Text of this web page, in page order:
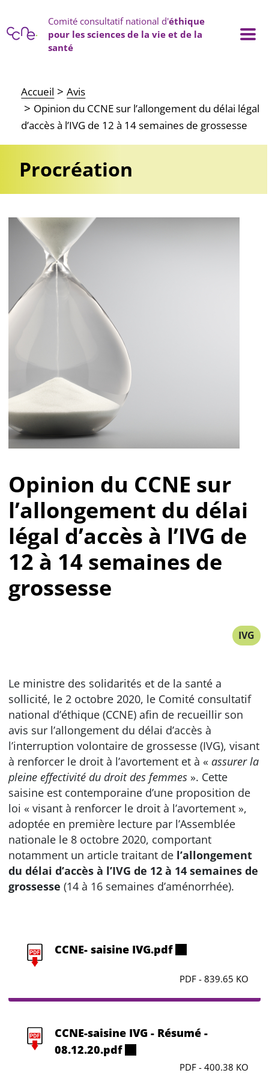
Comité consultatif national d'éthique
pour les sciences de la vie et de la
santé
Main navigation
Accueil
Avis
Opinion du CCNE sur l’allongement du délai légal
d’accès à l’IVG de 12 à 14 semaines de grossesse
Procréation
Opinion du CCNE sur
l’allongement du délai
légal d’accès à l’IVG de
12 à 14 semaines de
grossesse
IVG
Le ministre des solidarités et de la santé a
sollicité, le 2 octobre 2020, le Comité consultatif
national d’éthique (CCNE) afin de recueillir son
avis sur l’allongement du délai d’accès à
l’interruption volontaire de grossesse (IVG), visant
à renforcer le droit à l’avortement et à « assurer la
pleine effectivité du droit des femmes ». Cette
saisine est contemporaine d’une proposition de
loi « visant à renforcer le droit à l’avortement »,
adoptée en première lecture par l’Assemblée
nationale le 8 octobre 2020, comportant
notamment un article traitant de l’allongement
du délai d’accès à l’IVG de 12 à 14 semaines de
grossesse (14 à 16 semaines d’aménorrhée).
CCNE- saisine IVG.pdf
PDF - 839.65 KO
CCNE-saisine IVG - Résumé -
08.12.20.pdf
PDF - 400.38 KO